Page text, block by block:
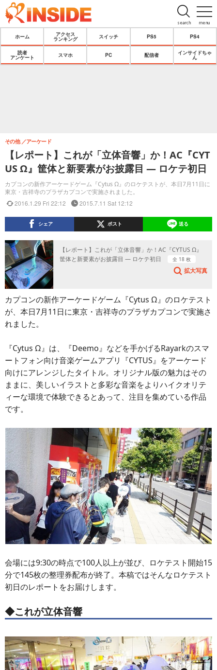
menu
search
ホーム
アクセス
ランキング
スイッチ PS5 PS4
読者
アンケート
スマホ PC 配信者
インサイドちゃ
ん
【レポート】これが「立体音響」か！AC『CYT
US Ω』筐体と新要素がお披露目 ― ロケテ初日
カプコンの新作アーケードゲーム『Cytus Ω』のロケテストが、本日7月11日に
東京・吉祥寺のプラザカプコンで実施されました。
その他 アーケード
2016.1.29 Fri 22:12 2015.7.11 Sat 12:12
シェア ポスト 送る
【レポート】これが「立体音響」か！AC『CYTUS Ω』
筐体と新要素がお披露目 ― ロケテ初日
全 18 枚
拡大写真
カプコンの新作アーケードゲーム『Cytus Ω』のロケテスト
が、本日7月11日に東京・吉祥寺のプラザカプコンで実施さ
れました。
『Cytus Ω』は、『Deemo』などを手かげるRayarkのスマ
ートフォン向け音楽ゲームアプリ『CYTUS』をアーケード
向けにアレンジしたタイトル。オリジナル版の魅力はその
ままに、美しいイラストと多彩な音楽をよりハイクオリテ
ィーな環境で体験できるとあって、注目を集めている作品
です。
会場には9:30の時点で100人以上が並び、ロケテスト開始15
分で145枚の整理券配布が終了。本稿ではそんなロケテスト
初日のレポートをお届けします。
◆これが立体音響